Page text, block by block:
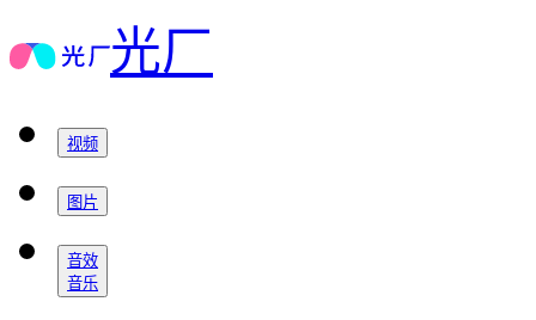
光厂
视频
图片
音效
音乐